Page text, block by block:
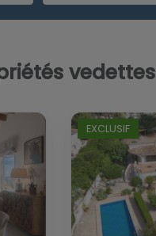
vedettes
EXCLUSIF